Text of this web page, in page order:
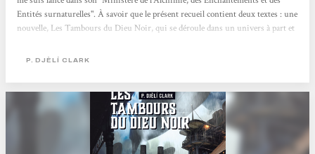
Entités surnaturelles". À savoir que le présent recueil contient deux textes : une
nouvelle, Les Tambours du Dieu Noir, qui se déroule dans un univers à part et
première nouvelle qui prend place dans l'univers du Ministère. Et en voici mon
dans un univers fantasy/fantastique/steampunk...
P. DJÈLÍ CLARK